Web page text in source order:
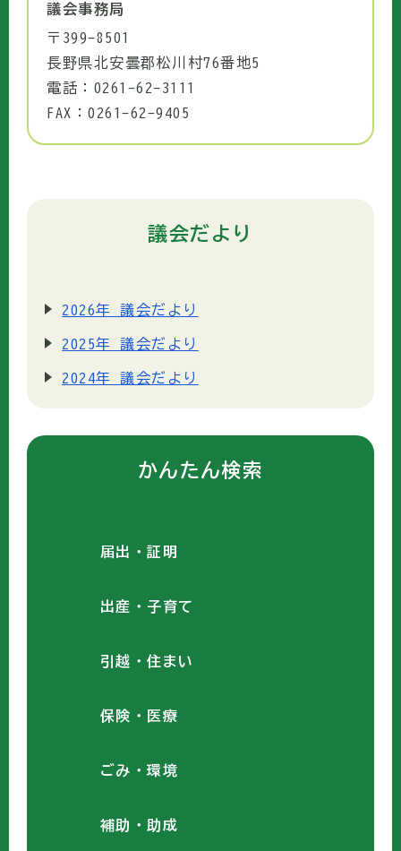
議会事務局
〒399-8501
長野県北安曇郡松川村76番地5
電話：0261-62-3111
FAX：0261-62-9405
議会だより
2026年 議会だより
2025年 議会だより
2024年 議会だより
かんたん検索
届出・証明
出産・子育て
引越・住まい
保険・医療
ごみ・環境
補助・助成